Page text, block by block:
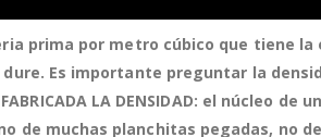
prima por metro cúbico que
Es importante preguntar la
FABRICADA LA DENSIDAD: el núcleo
de muchas planchitas pegadas, no